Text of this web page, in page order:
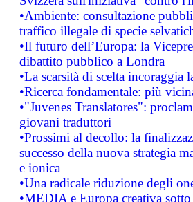
•Ambiente: consultazione
traffico illegale di specie
•Il futuro dell’Europa: la
dibattito pubblico a Londra
•La scarsità di scelta
•Ricerca fondamentale: più
•"Juvenes Translatores":
giovani traduttori
•Prossimi al decollo: la
successo della nuova strategia
e ionica
•Una radicale riduzione degli
•MEDIA e Europa creativa